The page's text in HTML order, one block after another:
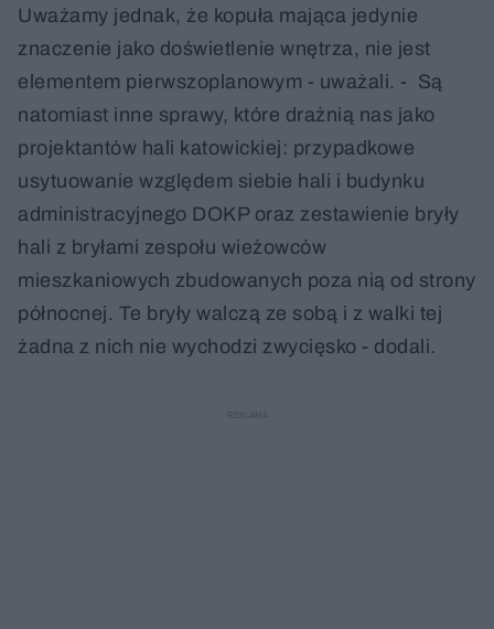
Uważamy jednak, że kopuła mająca jedynie
znaczenie jako doświetlenie wnętrza, nie jest
elementem pierwszoplanowym - uważali. - Są
natomiast inne sprawy, które drażnią nas jako
projektantów hali katowickiej: przypadkowe
usytuowanie względem siebie hali i budynku
administracyjnego DOKP oraz zestawienie bryły
hali z bryłami zespołu wieżowców
mieszkaniowych zbudowanych poza nią od strony
północnej. Te bryły walczą ze sobą i z walki tej
żadna z nich nie wychodzi zwycięsko - dodali.